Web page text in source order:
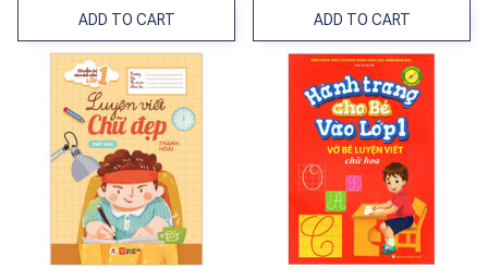
ADD TO CART ADD TO CART